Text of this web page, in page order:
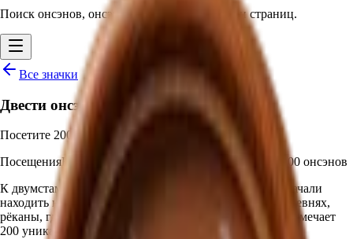
Поиск онсэнов, онсэн-курортов, префектур и страниц.
Все значки
Двести онсэнов
Посетите 200 мест
ПосещенияНачисляется автоматически
Посетить 200 онсэнов
К двумстам вы уже миновали знаменитые онсэны и начали
находить необычные: общие купальни в рыбацких деревнях,
рёканы, где всем заправляет одна семья. Этот значок отмечает
200 уникальных мест.